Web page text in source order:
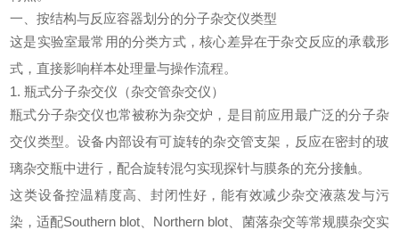
一、按结构与反应容器划分的分子杂交仪类型
这是实验室最常用的分类方式，核心差异在于杂交反应的承载形
式，直接影响样本处理量与操作流程。
1. 瓶式分子杂交仪（杂交管杂交仪）
瓶式分子杂交仪也常被称为杂交炉，是目前应用最广泛的分子杂
交仪类型。设备内部设有可旋转的杂交管支架，反应在密封的玻
璃杂交瓶中进行，配合旋转混匀实现探针与膜条的充分接触。
这类设备控温精度高、封闭性好，能有效减少杂交液蒸发与污
染，适配Southern blot、Northern blot、菌落杂交等常规膜杂交实